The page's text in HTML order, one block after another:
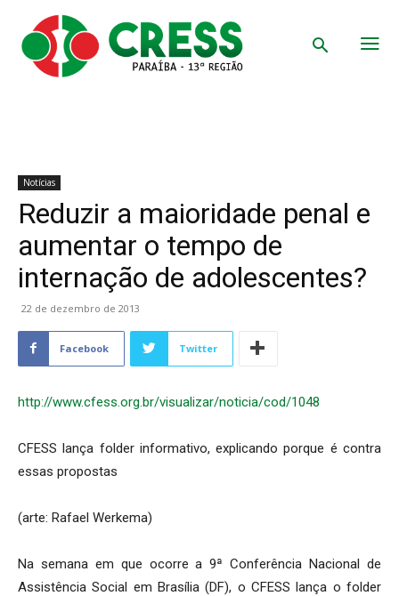
Notícias
Reduzir a maioridade penal e
aumentar o tempo de
internação de adolescentes?
22 de dezembro de 2013
Facebook Twitter
http://www.cfess.org.br/visualizar/noticia/cod/1048
CFESS lança folder informativo, explicando porque é contra
essas propostas
(arte: Rafael Werkema)
Na semana em que ocorre a 9ª Conferência Nacional de
Assistência Social em Brasília (DF), o CFESS lança o folder